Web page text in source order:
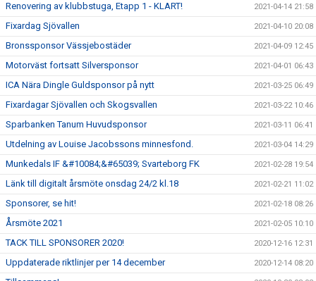
Renovering av klubbstuga, Etapp 1 - KLART! 2021-04-14 21:58
Fixardag Sjövallen 2021-04-10 20:08
Bronssponsor Vässjebostäder 2021-04-09 12:45
Motorväst fortsatt Silversponsor 2021-04-01 06:43
ICA Nära Dingle Guldsponsor på nytt 2021-03-25 06:49
Fixardagar Sjövallen och Skogsvallen 2021-03-22 10:46
Sparbanken Tanum Huvudsponsor 2021-03-11 06:41
Utdelning av Louise Jacobssons minnesfond. 2021-03-04 14:29
Munkedals IF &#10084;&#65039; Svarteborg FK 2021-02-28 19:54
Länk till digitalt årsmöte onsdag 24/2 kl.18 2021-02-21 11:02
Sponsorer, se hit! 2021-02-18 08:26
Årsmöte 2021 2021-02-05 10:10
TACK TILL SPONSORER 2020! 2020-12-16 12:31
Uppdaterade riktlinjer per 14 december 2020-12-14 08:20